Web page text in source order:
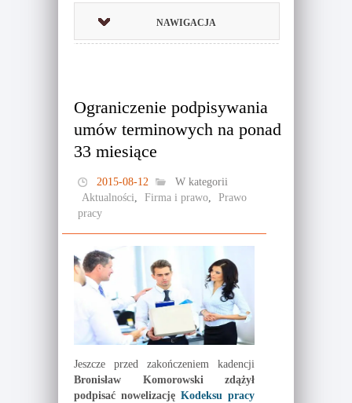
NAWIGACJA
Ograniczenie podpisywania
umów terminowych na ponad
33 miesiące
2015-08-12
W kategorii
Aktualności, Firma i prawo,
Prawo
pracy
Jeszcze przed zakończeniem kadencji
Bronisław Komorowski zdążył
podpisać nowelizację Kodeksu pracy